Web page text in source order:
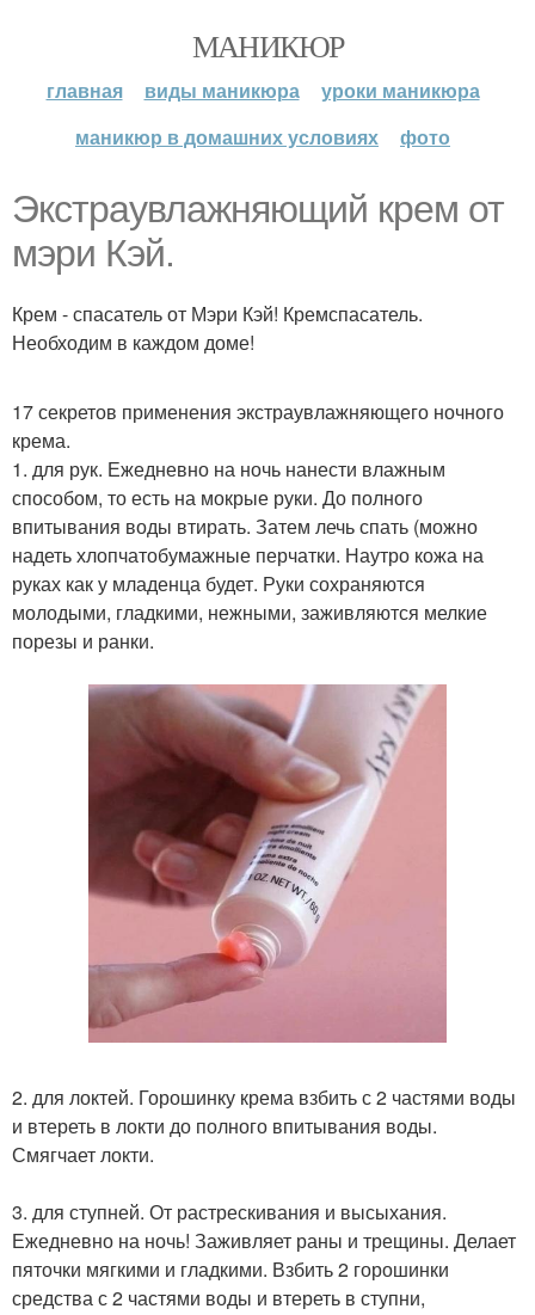
МАНИКЮР
главная виды маникюра
уроки маникюра
маникюр в домашних условиях
фото
Экстраувлажняющий крем от
мэри Кэй.
Крем - спасатель от Мэри Кэй! Кремспасатель.
Необходим в каждом доме!
17 секретов применения экстраувлажняющего ночного
крема.
1. для рук. Ежедневно на ночь нанести влажным
способом, то есть на мокрые руки. До полного
впитывания воды втирать. Затем лечь спать (можно
надеть хлопчатобумажные перчатки. Наутро кожа на
руках как у младенца будет. Руки сохраняются
молодыми, гладкими, нежными, заживляются мелкие
порезы и ранки.
2. для локтей. Горошинку крема взбить с 2 частями воды
и втереть в локти до полного впитывания воды.
Смягчает локти.
3. для ступней. От растрескивания и высыхания.
Ежедневно на ночь! Заживляет раны и трещины. Делает
пяточки мягкими и гладкими. Взбить 2 горошинки
средства с 2 частями воды и втереть в ступни,